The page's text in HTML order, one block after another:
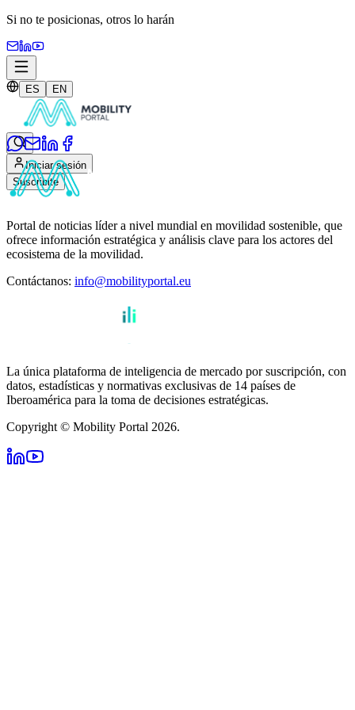
Si no te posicionas, otros lo harán
ES EN
Iniciar sesión
Suscribite
Portal de noticias líder a nivel mundial en movilidad sostenible, que
ofrece información estratégica y análisis clave para los actores del
ecosistema de la movilidad.
Contáctanos: info@mobilityportal.eu
La única plataforma de inteligencia de mercado por suscripción, con
datos, estadísticas y normativas exclusivas de 14 países de
Iberoamérica para la toma de decisiones estratégicas.
Copyright © Mobility Portal 2026.